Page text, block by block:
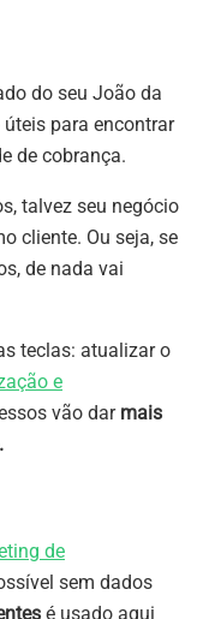
do seu João da
para encontrar
de cobrança.
talvez seu negócio
cliente. Ou seja, se
de nada vai
teclas: atualizar o
e
vão dar mais
de
sem dados
é usado aqui